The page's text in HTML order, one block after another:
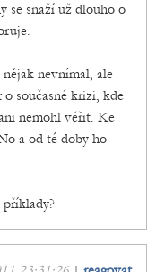
se snaží už dlouho o
nevnímal, ale
současné krizi, kde
nemohl věřit. Ke
a od té doby ho